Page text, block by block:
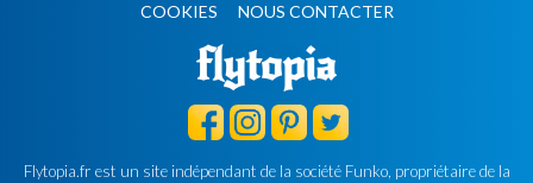
COOKIES
NOUS CONTACTER
Flytopia.fr est un site indépendant de la société Funko, propriétaire de la